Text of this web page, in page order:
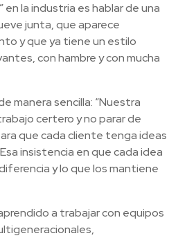
en la industria es hablar de una
junta, que aparece
y que ya tiene un estilo
con hambre y con mucha
manera sencilla: “Nuestra
certero y no parar de
que cada cliente tenga ideas
insistencia en que cada idea
y lo que los mantiene
a trabajar con equipos